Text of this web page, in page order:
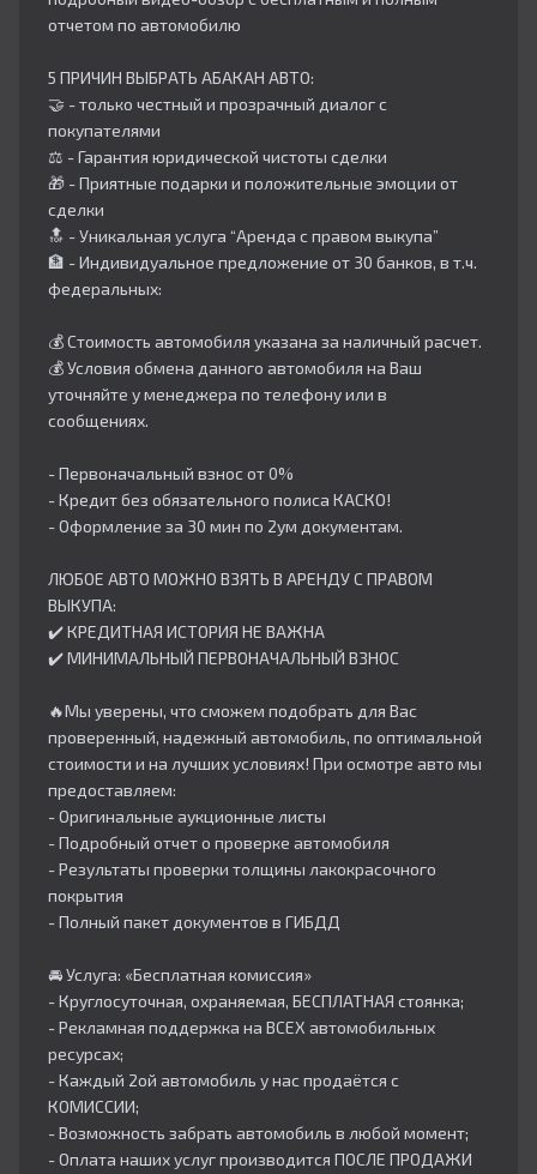
отчетом по автомобилю
5 ПРИЧИН ВЫБРАТЬ АБАКАН АВТО:
🤝 - только честный и прозрачный диалог с
покупателями
⚖️ - Гарантия юридической чистоты сделки
🎁 - Приятные подарки и положительные эмоции от
сделки
🔝 - Уникальная услуга “Аренда с правом выкупа”
🏦 - Индивидуальное предложение от 30 банков, в т.ч.
федеральных:
💰 Стоимость автомобиля указана за наличный расчет.
💰 Условия обмена данного автомобиля на Ваш
уточняйте у менеджера по телефону или в
сообщениях.
- Первоначальный взнос от 0%
- Кредит без обязательного полиса КАСКО!
- Оформление за 30 мин по 2ум документам.
ЛЮБОЕ АВТО МОЖНО ВЗЯТЬ В АРЕНДУ С ПРАВОМ
ВЫКУПА:
✔️ КРЕДИТНАЯ ИСТОРИЯ НЕ ВАЖНА
✔️ МИНИМАЛЬНЫЙ ПЕРВОНАЧАЛЬНЫЙ ВЗНОС
🔥Мы уверены, что сможем подобрать для Вас
проверенный, надежный автомобиль, по оптимальной
стоимости и на лучших условиях! При осмотре авто мы
предоставляем:
- Оригинальные аукционные листы
- Подробный отчет о проверке автомобиля
- Результаты проверки толщины лакокрасочного
покрытия
- Полный пакет документов в ГИБДД
🚘 Услуга: «Бесплатная комиссия»
- Круглосуточная, охраняемая, БЕСПЛАТНАЯ стоянка;
- Рекламная поддержка на ВСЕХ автомобильных
ресурсах;
- Каждый 2ой автомобиль у нас продаётся с
КОМИССИИ;
- Возможность забрать автомобиль в любой момент;
- Оплата наших услуг производится ПОСЛЕ ПРОДАЖИ